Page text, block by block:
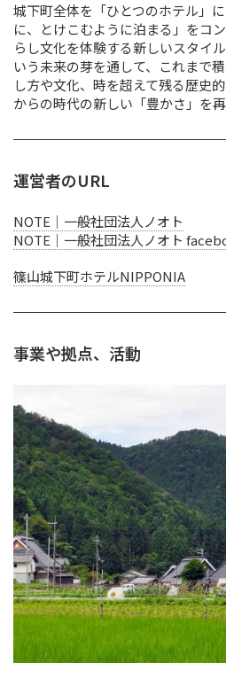
城下町全体を「ひとつのホテル」
に、とけこむように泊まる」をコ
らし文化を体験する新しいスタイ
いう未来の芽を通して、これまで
し方や文化、時を超えて残る歴史
からの時代の新しい「豊かさ」を再
運営者のURL
NOTE｜一般社団法人ノオト
NOTE｜一般社団法人ノオト
篠山城下町ホテルNIPPONIA
事業や拠点、活動